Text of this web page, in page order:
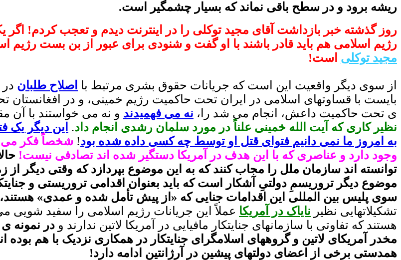
ریشه برود و در سطح باقی نماند که بسیار چشمگیر است.
روز گذشته خبر بازداشت آقای مجید توکلی را در اینترنت دیدم و تعجب کردم!
رژیم اسلامی هم باید قادر باشند با او گفت و شنودی برای عبور از بن بست رژیم
مجید توکلی است!
از سوی دیگر واقعیت این است که جریانات حقوق بشری مرتبط با اصلاح طلبان
بایست با قساوتهای اسلامی در
ایران تحت حاکمیت رژیم خمینی، و در
ی تحت حاکمیت داعش، انجام می شد را، نه می فهمیدند و نه می خواستند با آن
نظیر کاری که آیت الله خمینی علناً در مورد سلمان رشدی انجام داد. این دیگر یک
به امروز ما نمی دانیم فتوای قتل او توسط چه کسی داده شده بود! شخصاً فکر می
وجود دارد و عناصری که با این هدف در آمریکا دستگیر شده اند تصادفی نیست!
توانسته اند سازمان ملل را مجاب کنند که به این موضوع بپردازد که وقتی دیگر
موضوع دیگر تروریسمِ دولتیِ آشکار است که باید بعنوان اقدامی تروریستی و
سوی پلیس بین المللی این اقدامات جنایی که «از پیش تأمل شده و عمدی»
تشکیلاتهایی نظیر نایاک در آمریکا عملاً این جریانات رژیم اسلامی را سفید شویی
هستند که تفاوتی با سازمانهای جنایتکار مافیایی در آمریکا لاتین ندارند و در نمونه ی
مخدر آمریکای لاتین و گروههای اسلامگرای جنایتکار در همکاری نزدیک با هم
همدستی برخی از اعضای دولتهای پیشین در آرژانتین ادامه دارد!